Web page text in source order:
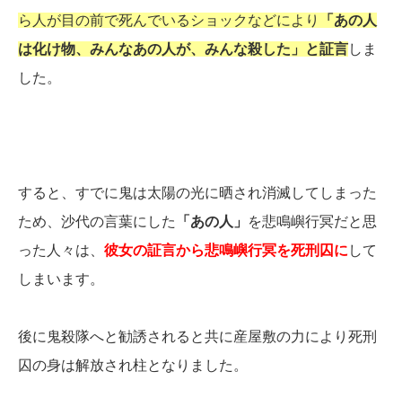
ら人が目の前で死んでいるショックなどにより
「あの人
は化け物、みんなあの人が、みんな殺した」と証言しま
した。
すると、すでに鬼は太陽の光に晒され消滅してしまった
ため、沙代の言葉にした
「あの人」
を悲鳴嶼行冥だと思
った人々は、 彼女の証言から悲鳴嶼行冥を死刑囚に して
しまいます。
後に鬼殺隊へと勧誘されると共に産屋敷の力により死刑
囚の身は解放され柱となりました。